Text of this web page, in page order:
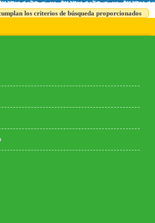
los criterios de búsqueda proporcionados